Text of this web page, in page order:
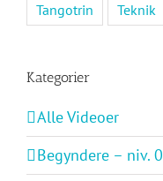
Tangotrin
Teknik
Kategorier
Alle Videoer
Begyndere – niv. 0